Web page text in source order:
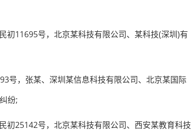
11695号，北京某科技有限公司、某科技(深圳)有
，张某、深圳某信息科技有限公司、北京某国际
纷;
25142号，北京某科技有限公司、西安某教育科技